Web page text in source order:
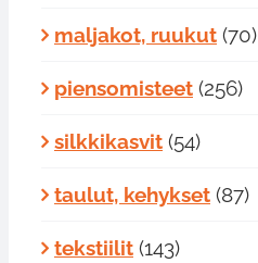
maljakot, ruukut (70)
piensomisteet (256)
silkkikasvit (54)
taulut, kehykset (87)
tekstiilit (143)